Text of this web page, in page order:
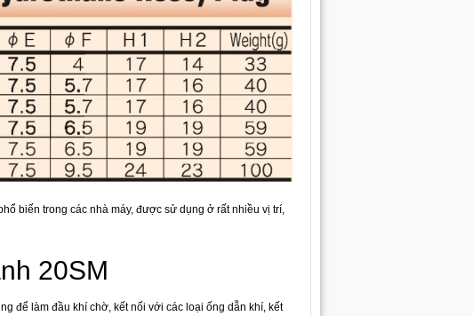
biến trong các nhà máy, được sử dụng ở rất nhiều vị trí,
20SM
để làm đầu khí chờ, kết nối với các loại ống dẫn khí, kết